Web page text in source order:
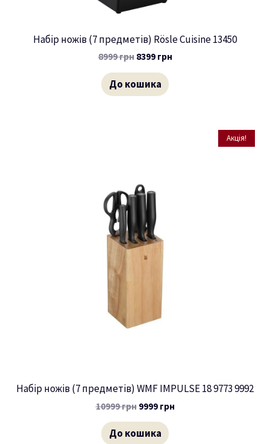
Набір ножів (7 предметів) Rösle Cuisine 13450
8999грн 8399 грн
До кошика
Акція!
Набір ножів (7 предметів) WMF IMPULSE 18 9773 9992
10999грн 9999 грн
До кошика